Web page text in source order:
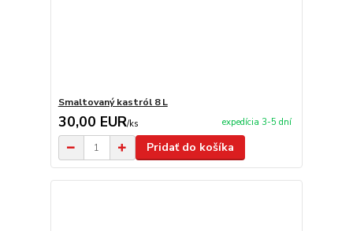
Smaltovaný kastról 8 L
30,00 EUR/ks expedícia 3-5 dní
Pridať do košíka